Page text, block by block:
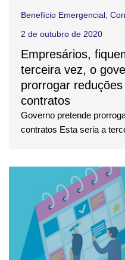
Benefício Emergencial,
2 de outubro de 2020
Empresários,
terceira vez, o
prorrogar
contratos
Governo pretende
contratos Esta seria a